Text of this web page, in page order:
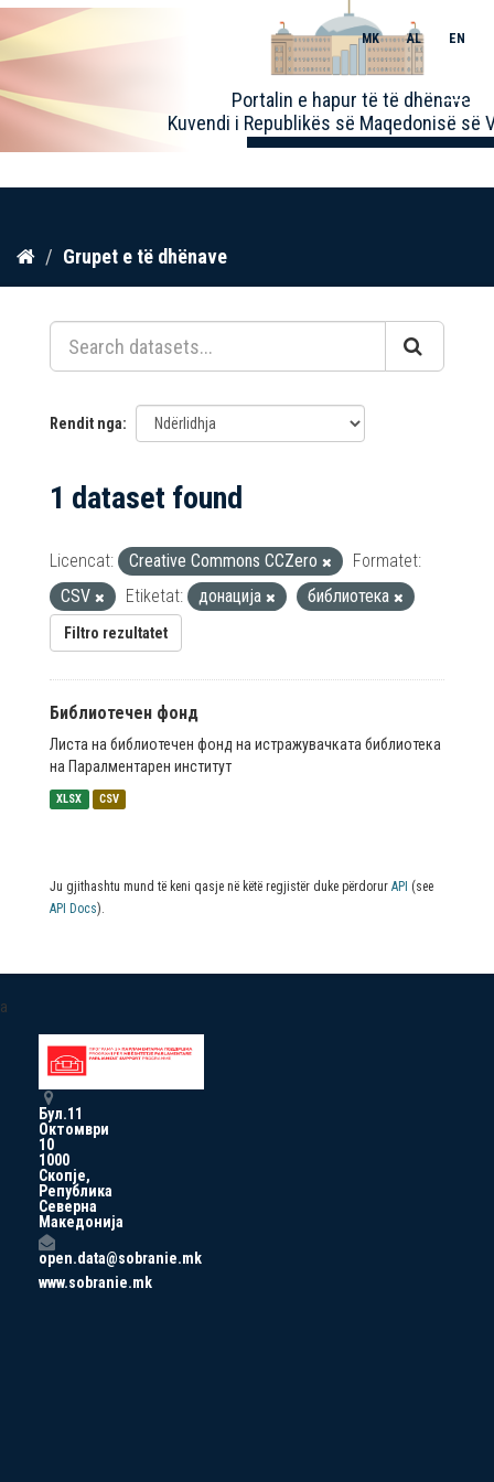
Kalo
përmbajtja
Portalin e hapur të të dhënave
Kuvendi i Republikës së Maqedonisë së
MK AL EN
Toggle
Grupet e të dhënave
Rendit nga
1 dataset found
Licencat: Creative Commons CCZero
Formatet:
CSV
Etiketat: донација библиотека
Filtro rezultatet
Библиотечен фонд
Листа на библиотечен фонд на истражувачката библиотека
на Паралментарен институт
XLSX CSV
Ju gjithashtu mund të keni qasje në këtë regjistër duke përdorur API (see
API Docs).
a
Бул.11
Октомври
10
1000
Скопје,
Република
Северна
Македонија
open.data@sobranie.mk
www.sobranie.mk